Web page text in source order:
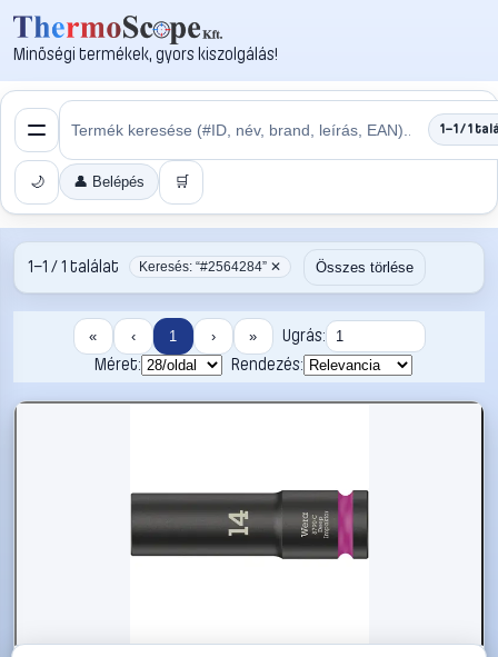
Minőségi termékek, gyors kiszolgálás!
1–1 / 1
🌙 👤 Belépés 🛒
1–1 / 1 találat Keresés: “#2564284” ✕ Összes törlése
« ‹ 1 › »
Ugrás:
Méret:
Rendezés: